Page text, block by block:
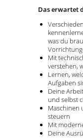
Das erwartet
was du
Mit
verstehen,
Lernen,
Aufgaben
Deine
und selbst
Maschinen
steuern
Mit
Deine